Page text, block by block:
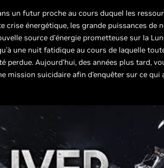
un futur proche au cours duquel les
crise énergétique, les grande puissances de
source d'énergie prometteuse sur la
une nuit fatidique au cours de laquelle
perdue. Aujourd’hui, des années plus tard,
mission suicidaire afin d’enquêter sur ce